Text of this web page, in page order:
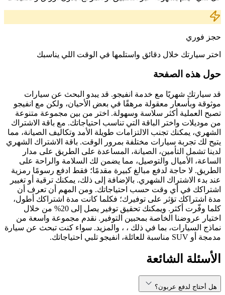
حجز فوري
اختر سيارتك خلال دقائق واستلمها في الوقت اللي يناسبك
حول هذه الصفحة
قد سيارتك شهريًا مع خدمة انفيجو. قد يبدو البحث عن سيارات
موثوقة وبأسعار معقولة مرهقًا في بعض الأحيان، ولكن مع انفيجو
تصبح العملية أكثر سلاسة وسهولة. اختر من بين مجموعة متنوعة
من موديلات واختر الباقة التي تناسب احتياجاتك. مع باقة الاشتراك
الشهري، يمكنك تجنب الالتزامات طويلة الأمد وتكاليف الصيانة، مما
يتيح لك تجربة سيارات مختلفة بمرور الوقت. باقة الاشتراك الشهري
لدينا تشمل التأمين، الصيانة، المساعدة على الطريق على مدار
الساعة، الأميال والتوصيل، مما يضمن لك السلامة والراحة على
الطريق. لا حاجة لدفع مبالغ كبيرة مقدمًا؛ فقط ادفع رسومًا رمزية
عند بدء الاشتراك الشهري. بالإضافة إلى ذلك، يمكنك ترقية أو تغيير
اشتراكك في أي وقت حسب احتياجاتك. ومن المهم أن تعرف أن
مدة اشتراكك تؤثر على توفيرك؛ فكلما كانت مدة اشتراكك أطول،
كلما وفّرت أكثر. ويمكنك تحقيق توفير يصل إلى 20% من خلال
اختيار عروضنا الخاصة بمحبين التوفير. نقدم مجموعة واسعة من
نماذج السيارات، بما في ذلك ، ، والمزيد. سواء كنت تبحث عن سيارة
مدمجة أو SUV مناسبة للعائلة، انفيجو تلبي احتياجاتك.
الأسئلة الشائعة
هل أحتاج لدفع عربون؟